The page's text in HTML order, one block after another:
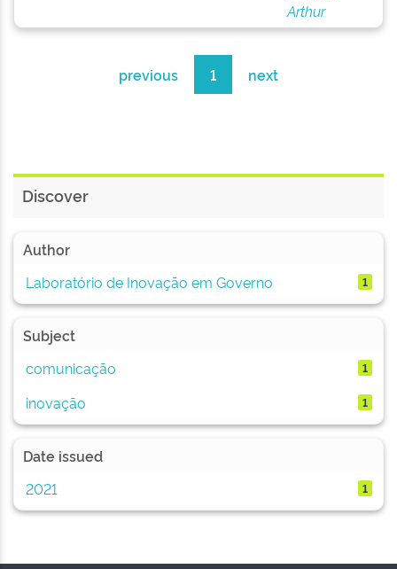
Arthur
previous 1 next
Discover
Author
Laboratório de Inovação em Governo
1
Subject
comunicação
1
inovação 1
Date issued
2021
1